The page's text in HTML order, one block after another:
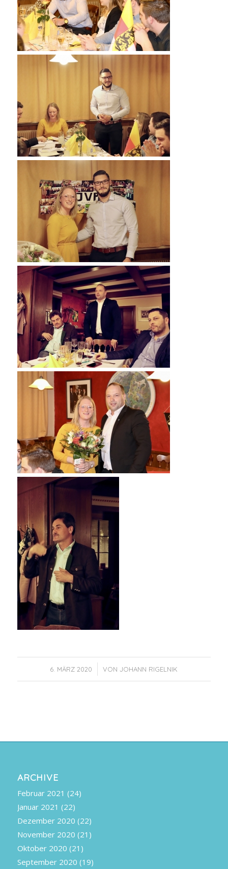
6. MÄRZ 2020
/ VONJOHANN RIGELNIK
ARCHIVE
Februar 2021 (24)
Januar 2021 (22)
Dezember 2020 (22)
November 2020 (21)
Oktober 2020 (21)
September 2020 (19)